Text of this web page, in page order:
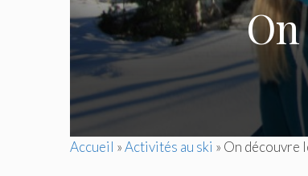
Accueil »Activités au ski » On découvre